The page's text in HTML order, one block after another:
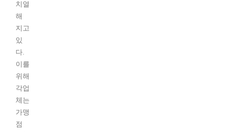
치열
해
지고
있
다.
이를
위해
각업
체는
가맹
점